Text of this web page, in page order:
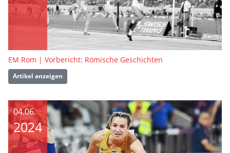
EM Rom | Vorbericht: Römische Geschichten
Artikel anzeigen
04.06.
2024